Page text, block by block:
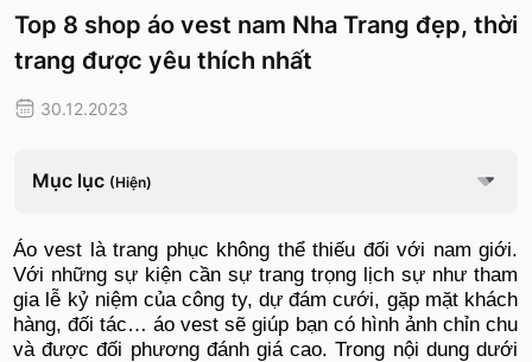
Top 8 shop áo vest nam Nha Trang đẹp, thời
trang được yêu thích nhất
30.12.2023
Mục lục (Hiện)
Áo vest là trang phục không thể thiếu đối với nam giới.
Với những sự kiện cần sự trang trọng lịch sự như tham
gia lễ kỷ niệm của công ty, dự đám cưới, gặp mặt khách
hàng, đối tác… áo vest sẽ giúp bạn có hình ảnh chỉn chu
và được đối phương đánh giá cao. Trong nội dung dưới